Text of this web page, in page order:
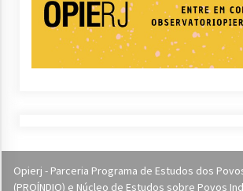
Opierj - Parceria Programa de Estudos dos
(PROÍNDIO) e Núcleo de Estudos sobre Povos